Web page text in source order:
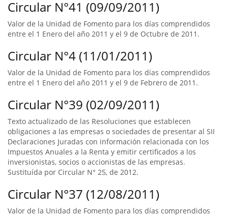
Circular N°41 (09/09/2011)
Valor de la Unidad de Fomento para los días comprendidos
entre el 1 Enero del año 2011 y el 9 de Octubre de 2011.
Circular N°4 (11/01/2011)
Valor de la Unidad de Fomento para los días comprendidos
entre el 1 Enero del año 2011 y el 9 de Febrero de 2011.
Circular N°39 (02/09/2011)
Texto actualizado de las Resoluciones que establecen
obligaciones a las empresas o sociedades de presentar al SII
Declaraciones Juradas con información relacionada con los
Impuestos Anuales a la Renta y emitir certificados a los
inversionistas, socios o accionistas de las empresas.
Sustituída por Circular N° 25, de 2012.
Circular N°37 (12/08/2011)
Valor de la Unidad de Fomento para los días comprendidos